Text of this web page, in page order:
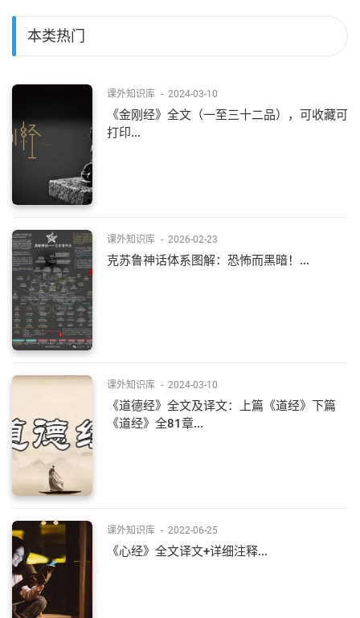
本类热门
课外知识库 - 2024-03-10
《金刚经》全文（一至三十二品），可收藏可
打印...
课外知识库 - 2026-02-23
克苏鲁神话体系图解：恐怖而黑暗！...
课外知识库 - 2024-03-10
《道德经》全文及译文：上篇《道经》下篇
《道经》全81章...
课外知识库 - 2022-06-25
《心经》全文译文+详细注释...